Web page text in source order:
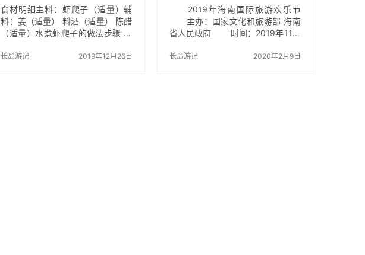
食材明细主料：虾爬子（适量）辅
料：姜（适量） 料酒（适量） 陈醋
（适量）水煮虾爬子的做法步骤 水
子清洗干净。 水煮虾爬子的做法步
长岛游记 2019年12月26日
2019年海南国际旅游欢乐节
主办：国家文化和旅游部 海南
省人民政府 时间：2019年11月
场：海口 分会场：三亚、儋
长岛游记 2020年2月9日